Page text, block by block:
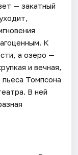
— закатный
К
а озеро —
и вечная,
пьеса Томпсона
В ней